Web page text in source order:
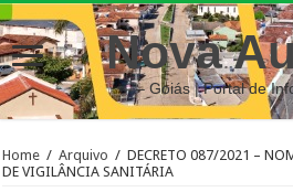
Nova
– Goiás | Portal de
Home / Arquivo / DECRETO 087/2021 –
DE VIGILÂNCIA SANITÁRIA